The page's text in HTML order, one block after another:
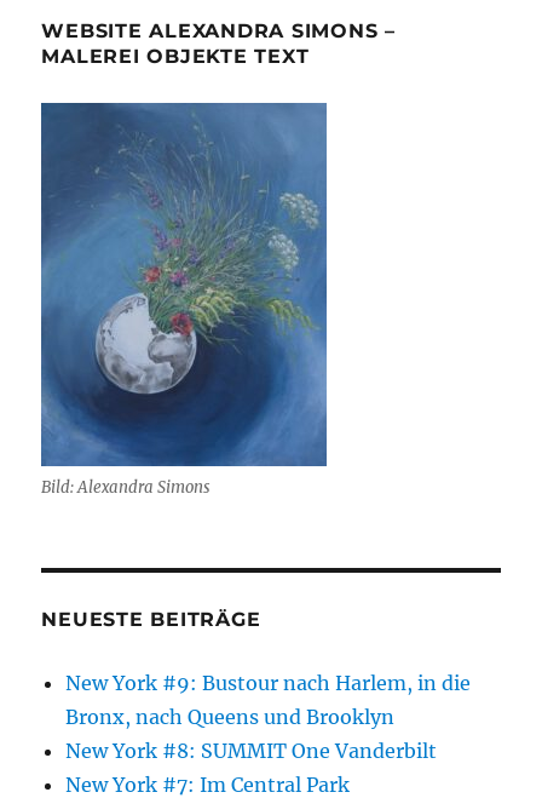
WEBSITE ALEXANDRA SIMONS –
MALEREI OBJEKTE TEXT
Bild: Alexandra Simons
NEUESTE BEITRÄGE
New York #9: Bustour nach Harlem, in die
Bronx, nach Queens und Brooklyn
New York #8: SUMMIT One Vanderbilt
New York #7: Im Central Park